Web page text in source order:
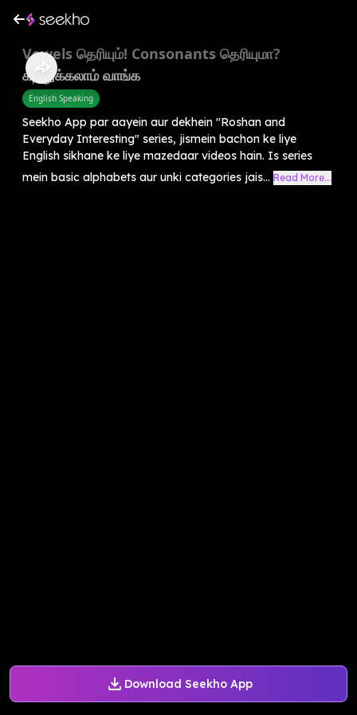
Download Seekho App
Vowels தெரியும்! Consonants தெரியுமா?
கத்துக்கலாம் வாங்க
English Speaking
Seekho App par aayein aur dekhein "Roshan and
Everyday Interesting" series, jismein bachon ke liye
English sikhane ke liye mazedaar videos hain. Is series
mein basic alphabets aur unki categories jais... Read More...